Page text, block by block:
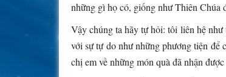
những gì họ có, giống như Thiên Chúa
Vậy chúng ta hãy tự hỏi: tôi liên hệ
với sự tự do như những phương tiện để
chị em về những món quà đã nhận